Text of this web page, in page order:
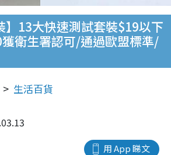
】13大快速測試套裝$19以下
衛生署認可/通過歐盟標準/
生活百貨
用 App 睇文